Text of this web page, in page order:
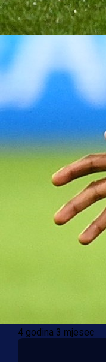
Pogledajte gol
4 godina 3 mjesec